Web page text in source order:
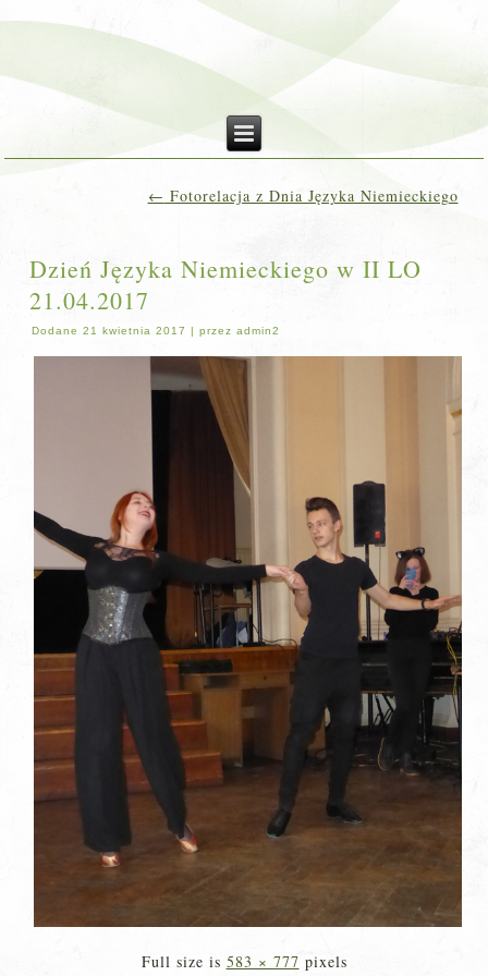
← Fotorelacja z Dnia Języka Niemieckiego
Dzień Języka Niemieckiego w II LO
21.04.2017
Dodane 21 kwietnia 2017 |przez admin2
Full size is 583 × 777 pixels